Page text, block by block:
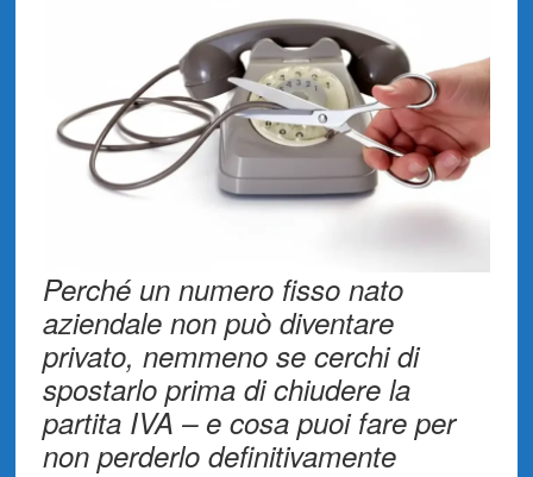
Perché un numero fisso nato
aziendale non può diventare
privato, nemmeno se cerchi di
spostarlo prima di chiudere la
partita IVA – e cosa puoi fare per
non perderlo definitivamente